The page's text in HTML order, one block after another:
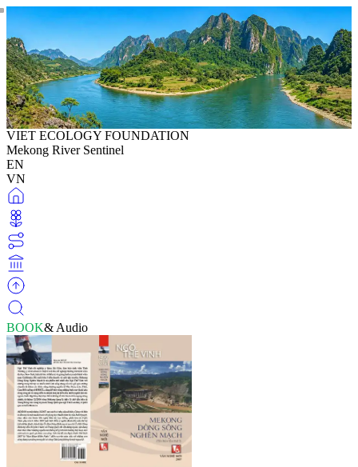
VIET ECOLOGY FOUNDATION
Mekong River Sentinel
EN
VN
BOOK& Audio